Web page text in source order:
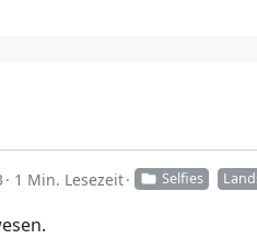
1 Min. Lesezeit Selfies